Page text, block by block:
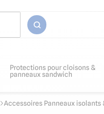
Protections pour cloisons &
panneaux sandwich
Accessoires Panneaux isolants